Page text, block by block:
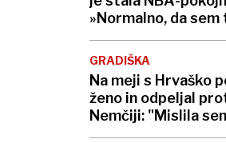
»Normalno, da
GRADIŠKA
Na meji s Hrvaško
ženo in odpeljal
Nemčiji: "Mislila
šali"